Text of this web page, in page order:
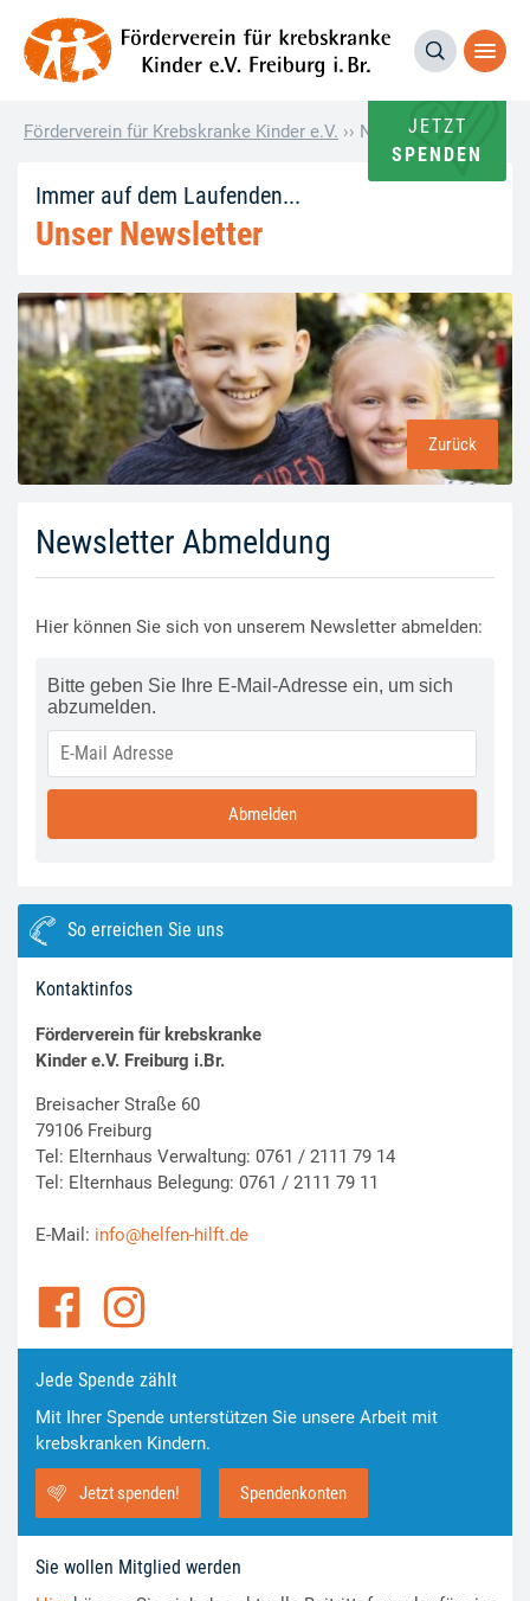
JETZT
SPENDEN
Förderverein für Krebskranke Kinder e.V. ›› Newsletter
Immer auf dem Laufenden...
Unser Newsletter
Newsletter Abmeldung
Zurück
Hier können Sie sich von unserem Newsletter abmelden:
Bitte geben Sie Ihre E-Mail-Adresse ein, um sich
abzumelden.
Abmelden
So erreichen Sie uns
Kontaktinfos
Förderverein für krebskranke
Kinder e.V. Freiburg i.Br.
Breisacher Straße 60
79106 Freiburg
Tel: Elternhaus Verwaltung: 0761 / 2111 79 14
Tel: Elternhaus Belegung: 0761 / 2111 79 11
E-Mail: info@helfen-hilft.de
Jede Spende zählt
Mit Ihrer Spende unterstützen Sie unsere Arbeit mit
krebskranken Kindern.
Jetzt spenden! Spendenkonten
Sie wollen Mitglied werden